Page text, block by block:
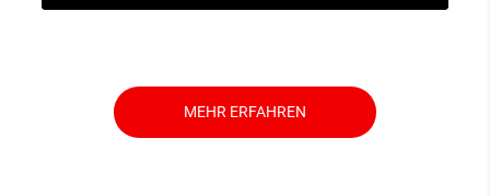
MEHR ERFAHREN